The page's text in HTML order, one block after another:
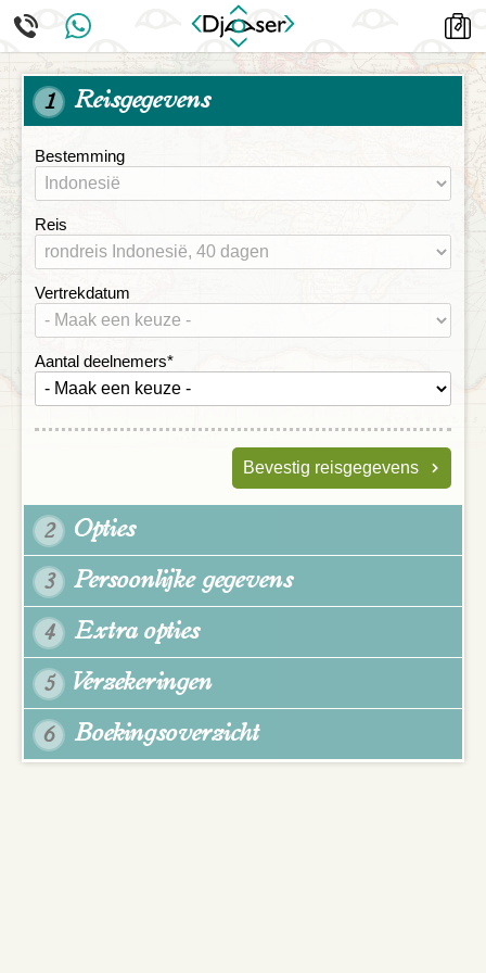
1 Reisgegevens
Bestemming
Reis
Vertrekdatum
Aantal deelnemers*
Bevestig reisgegevens
2 Opties
3 Persoonlijke gegevens
4 Extra opties
5 Verzekeringen
6 Boekingsoverzicht